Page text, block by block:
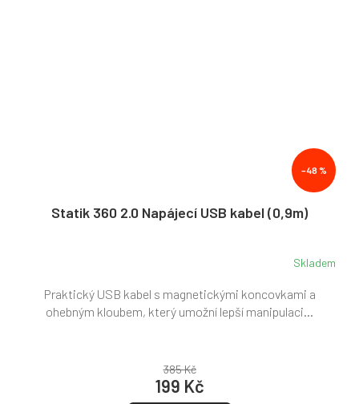
–48 %
Statik 360 2.0 Napájecí USB kabel (0,9m)
Skladem
385 Kč
199 Kč
Praktický USB kabel s magnetickými koncovkami a
ohebným kloubem, který umožní lepší manipulaci...